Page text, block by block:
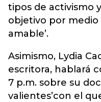
tipos de activismo
objetivo por medio
amable’.
Asimismo, Lydia
escritora, hablará
7 p.m. sobre su
valientes’con el